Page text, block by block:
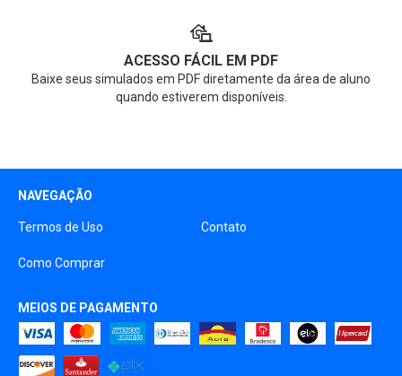
ACESSO FÁCIL EM PDF
Baixe seus simulados em PDF diretamente da área de aluno
quando estiverem disponíveis.
NAVEGAÇÃO
Termos de Uso Contato
Como Comprar
MEIOS DE PAGAMENTO